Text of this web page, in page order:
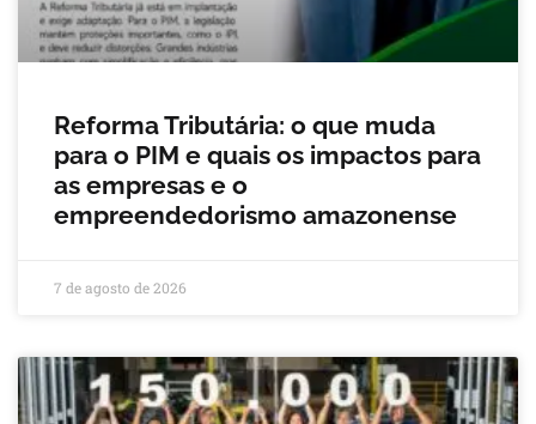
Reforma Tributária: o que muda
para o PIM e quais os impactos para
as empresas e o
empreendedorismo amazonense
7 de agosto de 2026